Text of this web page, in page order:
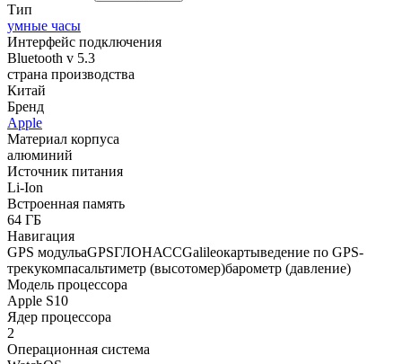
Тип
умные часы
Интерфейс подключения
Bluetooth v 5.3
страна производства
Китай
Бренд
Apple
Материал корпуса
алюминий
Источник питания
Li-Ion
Встроенная память
64 ГБ
Навигация
GPS модульaGPSГЛОНАССGalileoкартыведение по GPS-
трекукомпасальтиметр (высотомер)барометр (давление)
Модель процессора
Apple S10
Ядер процессора
2
Операционная система